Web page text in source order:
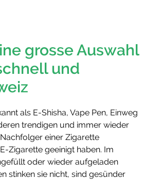
grosse Auswahl
und
als E-Shisha, Vape Pen, Einweg
trendigen und immer wieder
einer Zigarette
Zigarette geeinigt haben. Im
oder wieder aufgeladen
stinken sie nicht, sind gesünder